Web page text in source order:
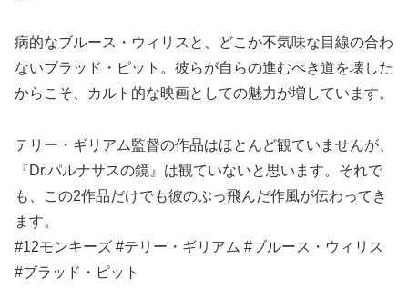
病的なブルース・ウィリスと、どこか不気味な目線の合わ
ないブラッド・ピット。彼らが自らの進むべき道を壊した
からこそ、カルト的な映画としての魅力が増しています。
テリー・ギリアム監督の作品はほとんど観ていませんが、
『Dr.パルナサスの鏡』は観ていないと思います。それで
も、この2作品だけでも彼のぶっ飛んだ作風が伝わってき
ます。
#12モンキーズ #テリー・ギリアム #ブルース・ウィリス
#ブラッド・ピット